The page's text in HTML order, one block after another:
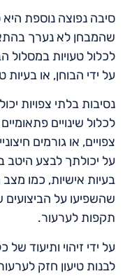
סיבה נפוצה נוספת היא
שהמבחן לא נערך
לכלול טעויות במסלול
על ידי הבוחן, או
נסיבות בלתי צפויות
לכלול שינויים
צפויים, או גורמים
על יכולתך לבצע היטב
בעיות אישיות, כמו
שהשפיעו על הביצועים
תקפות לערעור.
על ידי זיהוי ותיעוד
לבנות טיעון חזק